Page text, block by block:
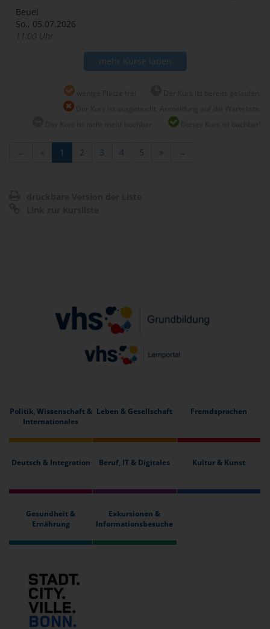
Beuel
So., 05.07.2026
11:00 Uhr
mehr Kurse laden
← « 1 2 3 4 5 » →
Politik, Wissenschaft &
Internationales
Leben & Gesellschaft Fremdsprachen
Deutsch & Integration Beruf, IT & Digitales Kultur & Kunst
Gesundheit &
Ernährung
Exkursionen &
Informationsbesuche